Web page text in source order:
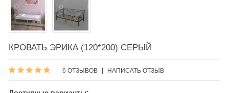
КРОВАТЬ ЭРИКА (120*200) СЕРЫЙ
6 ОТЗЫВОВ НАПИСАТЬ ОТЗЫВ